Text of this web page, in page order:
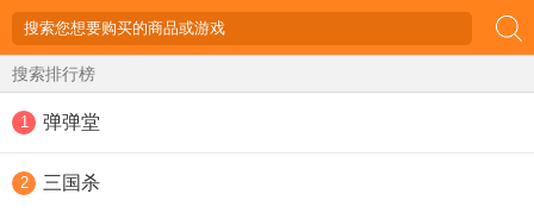
搜索排行榜
1 弹弹堂
2 三国杀